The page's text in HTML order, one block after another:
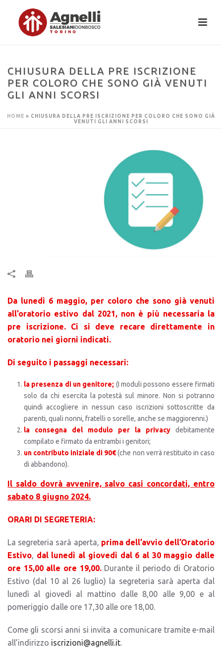
CHIUSURA DELLA PRE ISCRIZIONE
PER COLORO CHE SONO GIÀ VENUTI
GLI ANNI SCORSI
HOME » CHIUSURA DELLA PRE ISCRIZIONE PER COLORO CHE SONO GIÀ
VENUTI GLI ANNI SCORSI
Da lunedì 6 maggio, per coloro che sono già venuti
all’oratorio estivo dal 2021, non è più necessaria la
pre iscrizione. Ci si deve recare direttamente in
oratorio nei giorni indicati.
Di seguito i passaggi necessari:
la presenza di un genitore; (I moduli possono essere firmati
solo da chi esercita la potestà sul minore. Non si potranno
quindi accogliere in nessun caso iscrizioni sottoscritte da
parenti, quali nonni, fratelli o sorelle, anche se maggiorenni.)
la consegna del modulo per la privacydebitamente
compilato e firmato da entrambi i genitori;
un contributo iniziale di 90€(che non verrà restituito in caso
di abbandono).
Il saldo dovrà avvenire, salvo casi concordati, entro
sabato 8 giugno 2024.
ORARI DI SEGRETERIA:
La segreteria sarà aperta, prima dell’avvio dell’Oratorio
Estivo, dal lunedì al giovedì dal 6 al 30 maggio dalle
ore 15,00 alle ore 19,00. Durante il periodo di Oratorio
Estivo (dal 10 al 26 luglio) la segreteria sarà aperta dal
lunedì al giovedì al mattino dalle 8,00 alle 9,00 e al
pomeriggio dalle ore 17,30 alle ore 18,00.
Come gli scorsi anni si invita a comunicare tramite e-mail
all’indirizzo iscrizioni@agnelli.it.